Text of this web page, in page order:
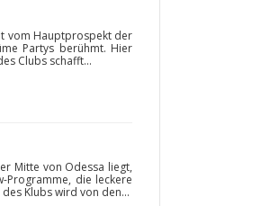
vom Hauptprospekt der
Partys berühmt. Hier
Clubs schafft...
Mitte von Odessa liegt,
Programme, die leckere
Klubs wird von den...